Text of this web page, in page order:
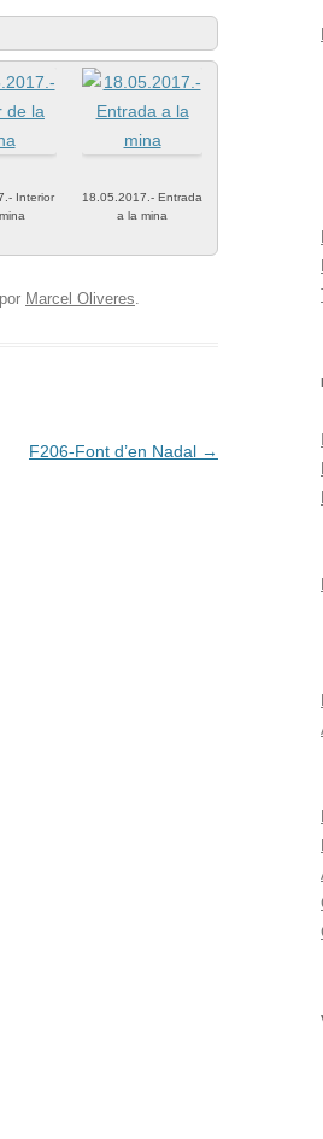
Interior
18.05.2017.- Entrada
a la mina
por Marcel Oliveres.
F206-Font d’en Nadal →